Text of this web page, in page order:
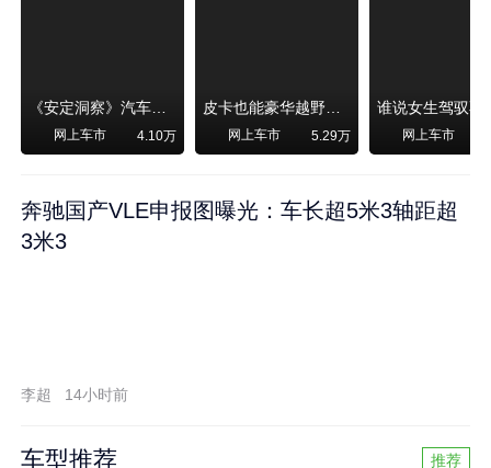
《安定洞察》汽车烧不烧油，和石油安全无关！
网上车市 4.10万
皮卡也能豪华越野！纵横F700上市，限时卖29.99万起
网上车市 5.29万 网上车市
奔驰国产VLE申报图曝光：车长超5米3轴距超
3米3
李超 14小时前
车型推荐 推荐